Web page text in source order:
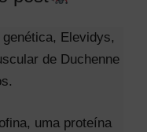
Elevidys,
de Duchenne
uma proteína